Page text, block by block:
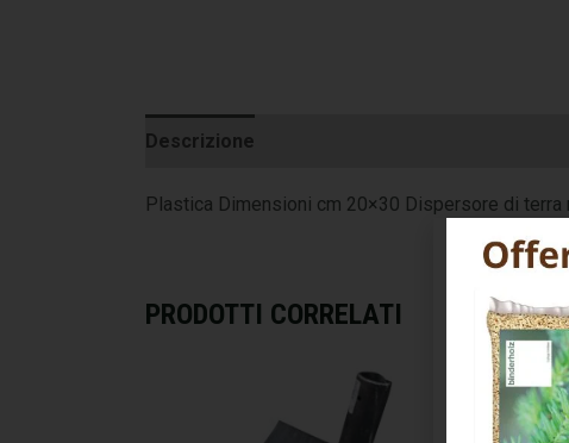
Descrizione
Plastica Dimensioni cm 20×30 Dispersore di terra
PRODOTTI CORRELATI